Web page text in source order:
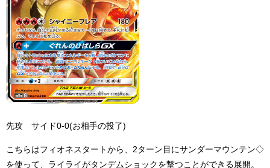
先攻 サイド0-0(お相手の投了)
こちらはフィオネスタートから、2ターン目にサンダーマウンテン◇
を使って、ライライがタンデムショックを撃つことができる展開。